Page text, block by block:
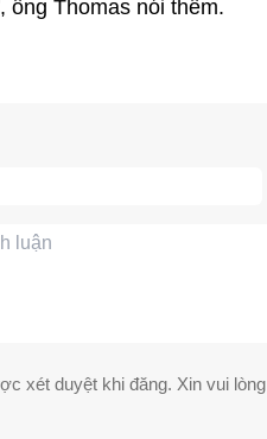
ông Thomas nói thêm.
xét duyệt khi đăng. Xin vui